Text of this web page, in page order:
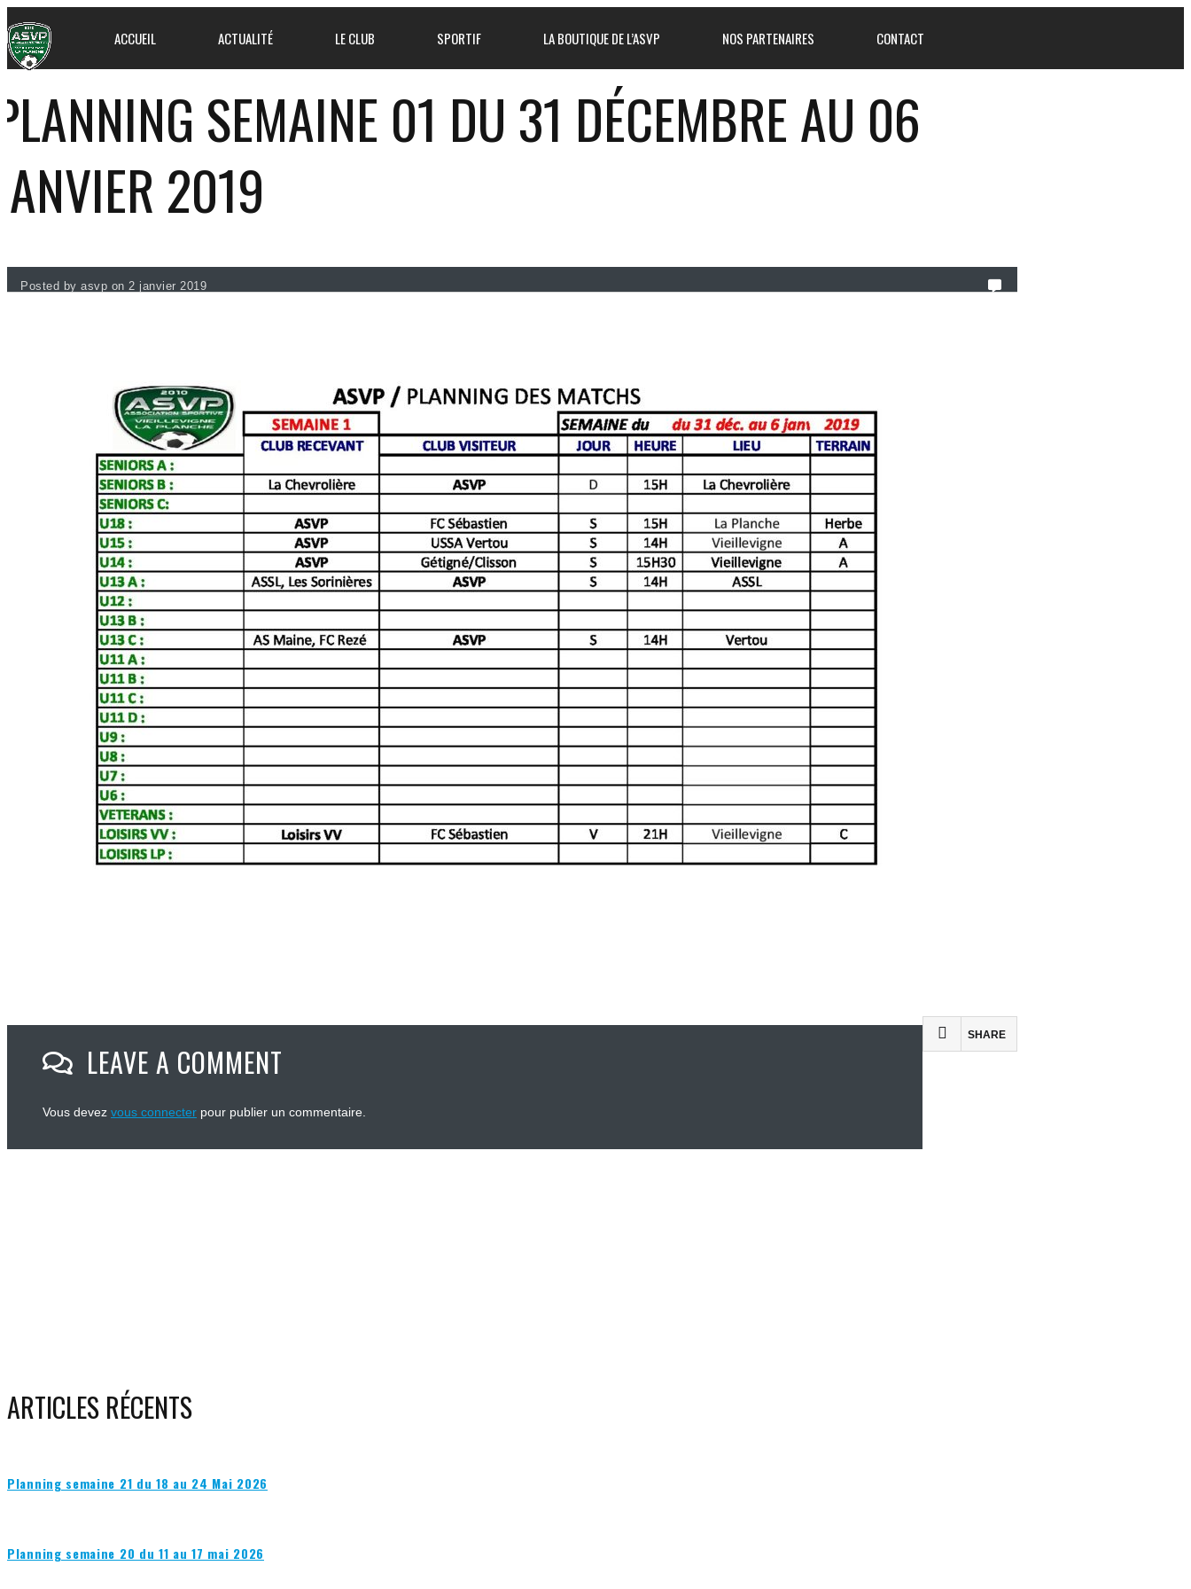
ACCUEIL ACTUALITÉ LE CLUB SPORTIF LA BOUTIQUE DE L’ASVP NOS PARTENAIRES CONTACT
SEMAINE 01 DU 31 DÉCEMBRE AU 06
2019
Posted by asvp on 2 janvier 2019
SHARE
LEAVE A COMMENT
Vous devez vous connecter pour publier un commentaire.
ARTICLES RÉCENTS
Planning semaine 21 du 18 au 24 Mai 2026
Planning semaine 20 du 11 au 17 mai 2026